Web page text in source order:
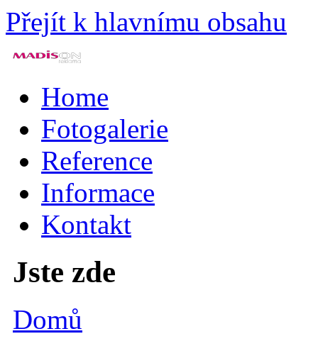
Přejít k hlavnímu obsahu
Home
Fotogalerie
Reference
Informace
Kontakt
Jste zde
Domů